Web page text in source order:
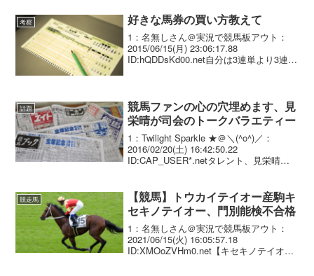
考察 好きな馬券の買い方教えて
1：名無しさん＠実況で競馬板アウト：
2015/06/15(月) 23:06:17.88
ID:hQDDsKd00.net自分は3連単より3連復
話題
競馬ファンの心の穴埋めます、見
栄晴が司会のトークバラエティー
1：Twilight Sparkle ★＠＼(^o^)／：
2016/02/20(土) 16:42:50.22
ID:CAP_USER*.netタレント、見栄晴
なし」が、...
競走馬
【競馬】トウカイテイオー産駒キ
セキノテイオー、門別能検不合格
1：名無しさん＠実況で競馬板アウト：
2021/06/15(火) 16:05:57.18
ID:XMOoZVHm0.net【キセキノテイオ